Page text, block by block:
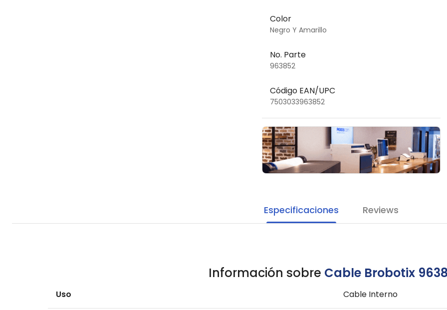
Color
Negro Y Amarillo
No. Parte
963852
Código EAN/UPC
7503033963852
Especificaciones Reviews
Información sobre Cable Brobotix
Uso Cable Interno